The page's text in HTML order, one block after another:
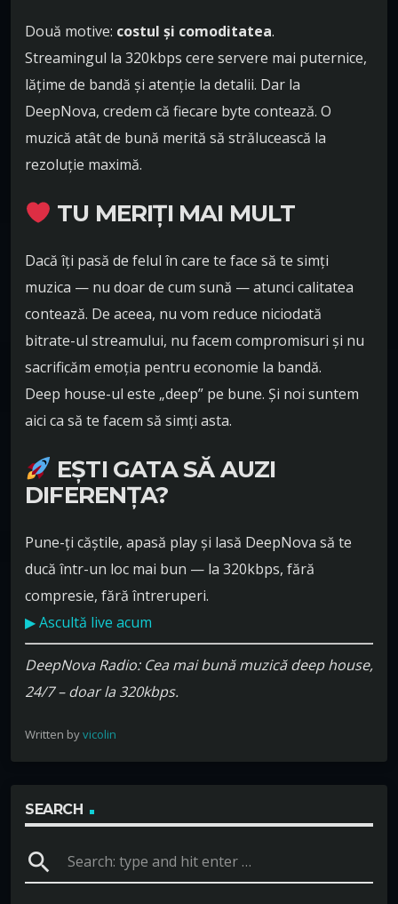
Două motive: costul și comoditatea.
Streamingul la 320kbps cere servere mai puternice,
lățime de bandă și atenție la detalii. Dar la
DeepNova, credem că fiecare byte contează. O
muzică atât de bună merită să strălucească la
rezoluție maximă.
TU MERIȚI MAI MULT
Dacă îți pasă de felul în care te face să te simți
muzica — nu doar de cum sună — atunci calitatea
contează. De aceea, nu vom reduce niciodată
bitrate-ul streamului, nu facem compromisuri și nu
sacrificăm emoția pentru economie la bandă.
Deep house-ul este „deep” pe bune. Și noi suntem
aici ca să te facem să simți asta.
EȘTI GATA SĂ AUZI
DIFERENȚA?
Pune-ți căștile, apasă play și lasă DeepNova să te
ducă într-un loc mai bun — la 320kbps, fără
compresie, fără întreruperi.
▶ Ascultă live acum
DeepNova Radio: Cea mai bună muzică deep house,
24/7 – doar la 320kbps.
Written byvicolin
SEARCH
search